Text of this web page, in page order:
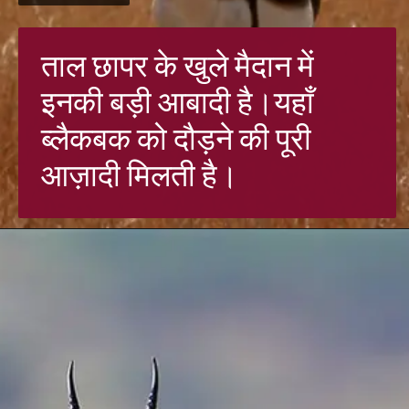
ताल छापर के खुले मैदान में
इनकी बड़ी आबादी है।यहाँ
ब्लैकबक को दौड़ने की पूरी
आज़ादी मिलती है।